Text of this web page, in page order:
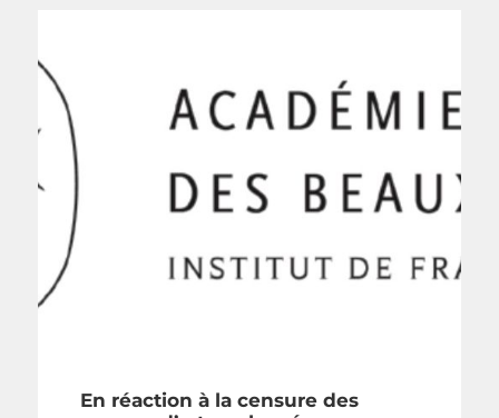
En réaction à la censure des